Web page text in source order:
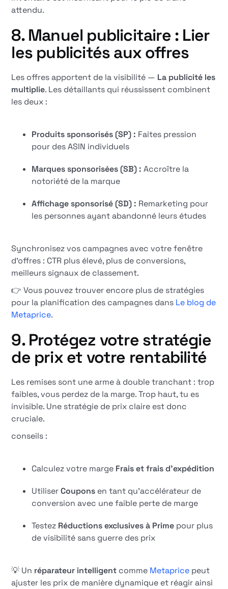
attendu.
8. Manuel publicitaire : Lier
les publicités aux offres
Les offres apportent de la visibilité — La publicité les
multiplie. Les détaillants qui réussissent combinent
les deux :
Produits sponsorisés (SP) : Faites pression
pour des ASIN individuels
Marques sponsorisées (SB) : Accroître la
notoriété de la marque
Affichage sponsorisé (SD) : Remarketing pour
les personnes ayant abandonné leurs études
Synchronisez vos campagnes avec votre fenêtre
d'offres : CTR plus élevé, plus de conversions,
meilleurs signaux de classement.
👉 Vous pouvez trouver encore plus de stratégies
pour la planification des campagnes dans Le blog de
Metaprice.
9. Protégez votre stratégie
de prix et votre rentabilité
Les remises sont une arme à double tranchant : trop
faibles, vous perdez de la marge. Trop haut, tu es
invisible. Une stratégie de prix claire est donc
cruciale.
conseils :
Calculez votre marge Frais et frais d'expédition
UtiliserCoupons en tant qu'accélérateur de
conversion avec une faible perte de marge
Testez Réductions exclusives à Prime pour plus
de visibilité sans guerre des prix
💡 Un réparateur intelligent comme Metaprice peut
ajuster les prix de manière dynamique et réagir ainsi